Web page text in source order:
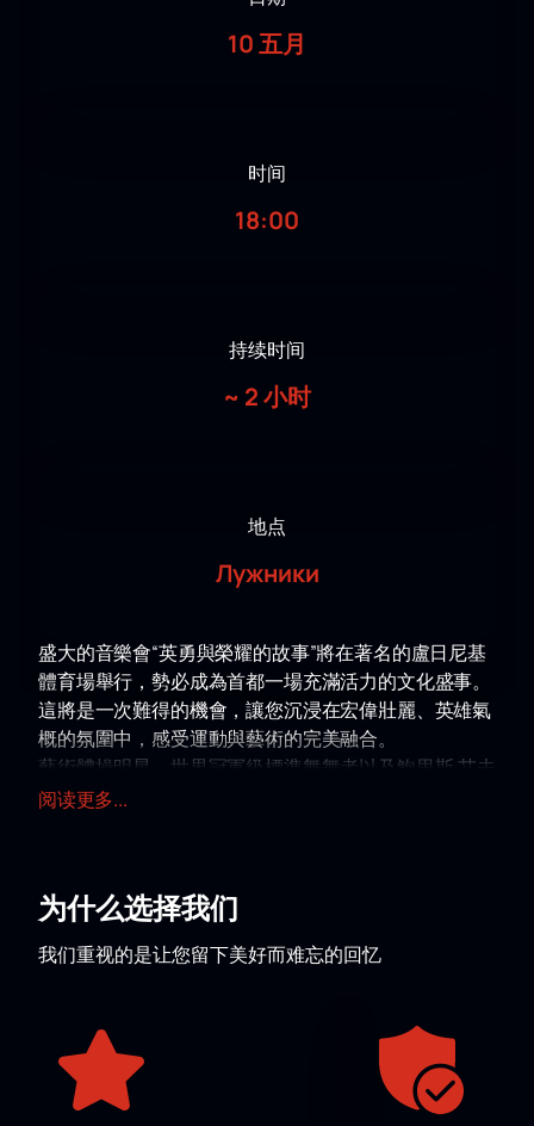
10 五月
时间
18:00
持续时间
~ 2 小时
地点
Лужники
盛大的音樂會“英勇與榮耀的故事”將在著名的盧日尼基
體育場舉行，勢必成為首都一場充滿活力的文化盛事。
這將是一次難得的機會，讓您沉浸在宏偉壯麗、英雄氣
概的氛圍中，感受運動與藝術的完美融合。
藝術體操明星、世界冠軍級標準舞舞者以及鮑里斯·艾夫
曼芭蕾舞團的舞者將同台獻藝。 本次演出將講述亞歷山
如生，讓觀眾感受到他們英雄事蹟的深刻內涵以及他們
對國家歷史的重要意義。本次演出是對所有祖國保衛者
的致敬。
師和奧運冠軍的表演將為本次活動增添獨特的活力。觀
眾還可以欣賞到鮑里斯·艾夫曼芭蕾舞劇院帶來的寓言劇
《我的耶路撒冷》，該劇將觸及人類存在的永恆主題。
不要錯過參與這場盛會的機會。
請造訪我們
阅读更多...
为什么选择我们
我们重视的是让您留下美好而难忘的回忆